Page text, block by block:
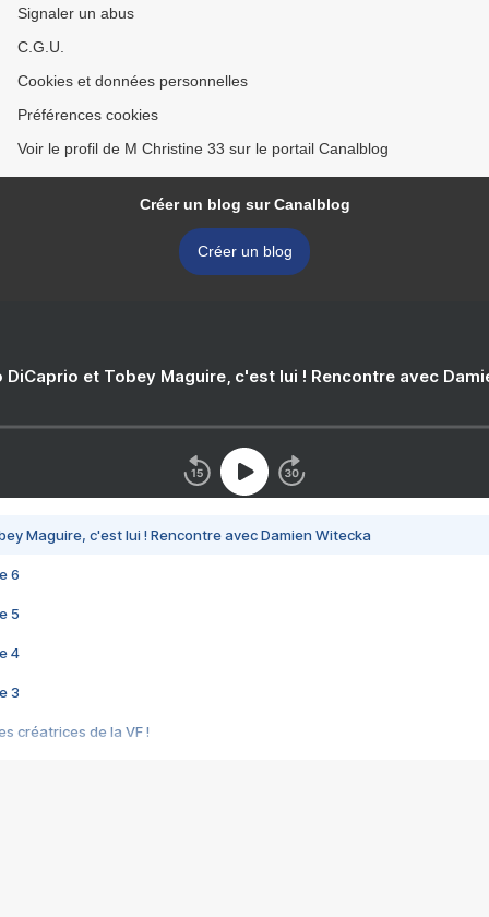
Signaler un abus
C.G.U.
Cookies et données personnelles
Préférences cookies
Voir le profil de M Christine 33 sur le portail Canalblog
Créer un blog sur Canalblog
Créer un blog
DiCaprio et Tobey Maguire, c'est lui ! Rencontre avec
Maguire, c'est lui ! Rencontre avec Damien Witecka
6
5
4
3
créatrices de la VF !